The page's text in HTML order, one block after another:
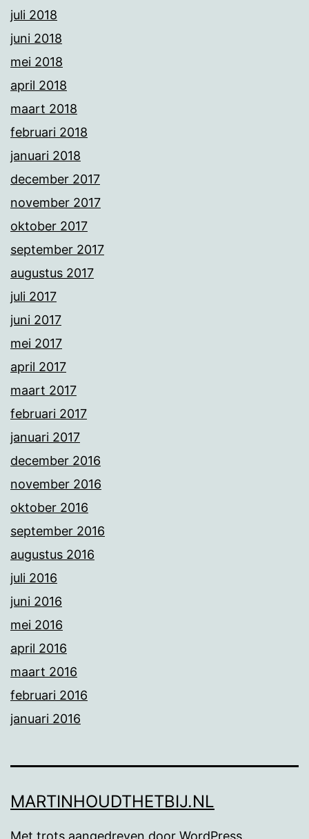
juli 2018
juni 2018
mei 2018
april 2018
maart 2018
februari 2018
januari 2018
december 2017
november 2017
oktober 2017
september 2017
augustus 2017
juli 2017
juni 2017
mei 2017
april 2017
maart 2017
februari 2017
januari 2017
december 2016
november 2016
oktober 2016
september 2016
augustus 2016
juli 2016
juni 2016
mei 2016
april 2016
maart 2016
februari 2016
januari 2016
MARTINHOUDTHETBIJ.NL
Met trots aangedreven door WordPress